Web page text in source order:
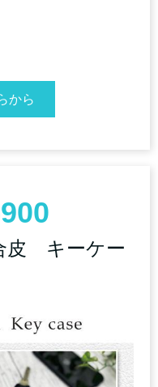
から
皮 キーケー